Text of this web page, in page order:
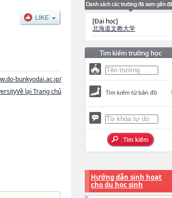
bunkyodai.ac.jp/
lại Trang chủ
[Đại học]
北海道文教大学
Tìm kiếm từ bản đồ
Hướng dẫn sinh hoạt
cho du học sinh